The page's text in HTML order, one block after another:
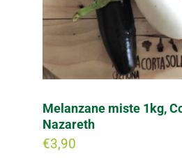
Melanzane miste 1kg,
Nazareth
€3,90